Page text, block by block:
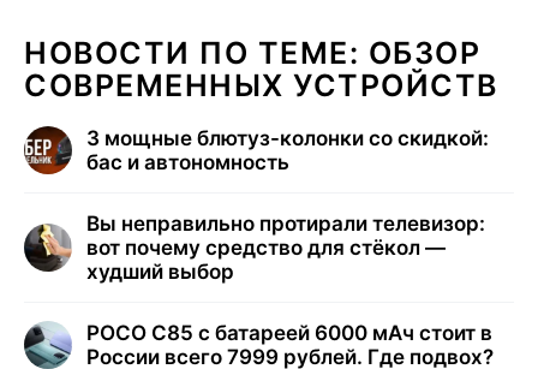
НОВОСТИ ПО ТЕМЕ: ОБЗОР
СОВРЕМЕННЫХ УСТРОЙСТВ
3 мощные блютуз-колонки со скидкой:
бас и автономность
Вы неправильно протирали телевизор:
вот почему средство для стёкол —
худший выбор
POCO C85 с батареей 6000 мАч стоит в
России всего 7999 рублей. Где подвох?